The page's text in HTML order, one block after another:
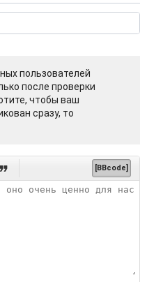
пользователей
после проверки
чтобы ваш
сразу, то
 [BBcode]